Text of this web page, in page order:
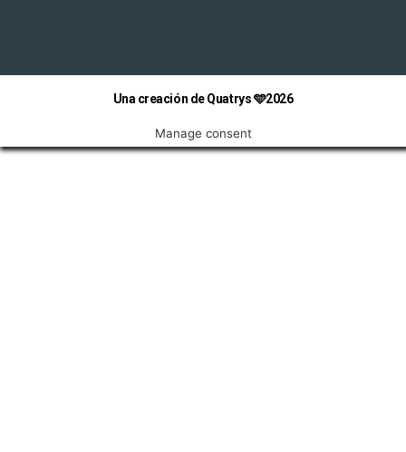
Una creación de Quatrys 🩵2026
Manage consent